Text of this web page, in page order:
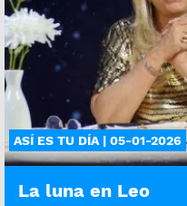
ASÍ ES TU DÍA | 05-01-2026
La luna en Leo